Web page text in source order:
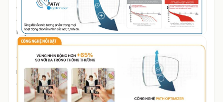
Chống phản quang, chống trầy xước, chống bám nước,
chống bám bụi bẩn, chống bám vân tay, chống tia UV 2
mặt với chỉ số E-SPF35.
Tròng kính đa tròng chống ánh sáng xanh Essilor
Varilux Liberty 3.0 BlueUV Capture:Kết hợp công
nghệ BlueUV Capture (lọc ánh sáng xanh thông minh)
giúp ngăn ánh sáng xanh có hại phát ra từ ánh nắng mặt
trời và các màn hình thiết bị điện tử (nguyên nhân gây